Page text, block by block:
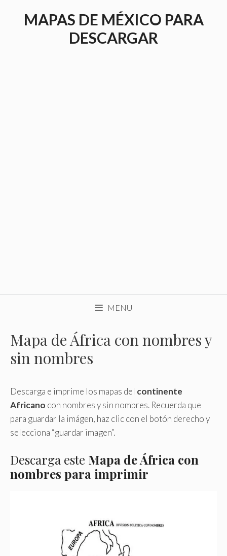
MAPAS DE MÉXICO PARA
DESCARGAR
MENU
Mapa de África con nombres y
sin nombres
Descarga e imprime los mapas del continente
Africano con nombres y sin nombres. Recuerda que
para guardar la imágen, haz clic con el botón derecho y
selecciona “guardar imagen”.
Descarga este Mapa de África con
nombres para imprimir